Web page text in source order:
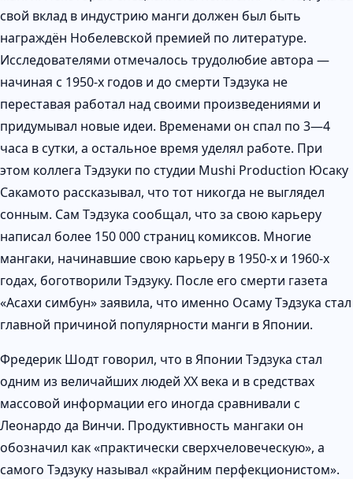
свой вклад в индустрию манги должен был быть
награждён Нобелевской премией по литературе.
Исследователями отмечалось трудолюбие автора —
начиная с 1950-х годов и до смерти Тэдзука не
переставая работал над своими произведениями и
придумывал новые идеи. Временами он спал по 3—4
часа в сутки, а остальное время уделял работе. При
этом коллега Тэдзуки по студии Mushi Production Юсаку
Сакамото рассказывал, что тот никогда не выглядел
сонным. Сам Тэдзука сообщал, что за свою карьеру
написал более 150 000 страниц комиксов. Многие
мангаки, начинавшие свою карьеру в 1950-х и 1960-х
годах, боготворили Тэдзуку. После его смерти газета
«Асахи симбун» заявила, что именно Осаму Тэдзука стал
главной причиной популярности манги в Японии.
Фредерик Шодт говорил, что в Японии Тэдзука стал
одним из величайших людей XX века и в средствах
массовой информации его иногда сравнивали с
Леонардо да Винчи. Продуктивность мангаки он
обозначил как «практически сверхчеловеческую», а
самого Тэдзуку называл «крайним перфекционистом».